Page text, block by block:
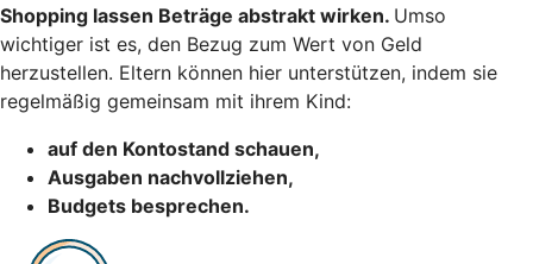
Shopping lassen Beträge abstrakt wirken. Umso
wichtiger ist es, den Bezug zum Wert von Geld
herzustellen. Eltern können hier unterstützen, indem sie
regelmäßig gemeinsam mit ihrem Kind:
auf den Kontostand schauen,
Ausgaben nachvollziehen,
Budgets besprechen.